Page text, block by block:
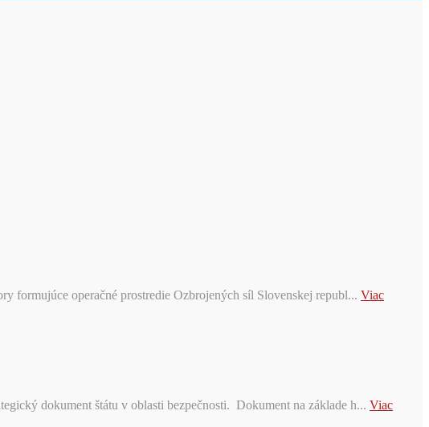
formujúce operačné prostredie Ozbrojených síl Slovenskej republ... Viac
dokument štátu v oblasti bezpečnosti. Dokument na základe h... Viac